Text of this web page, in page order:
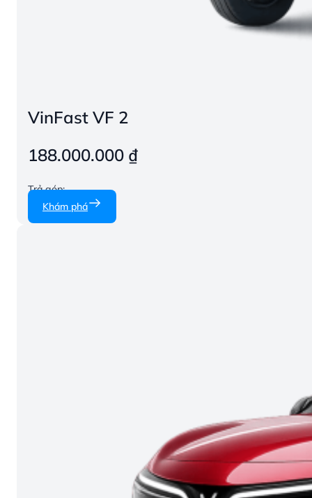
VinFast VF 2
188.000.000 ₫
Trả góp:
Khám phá